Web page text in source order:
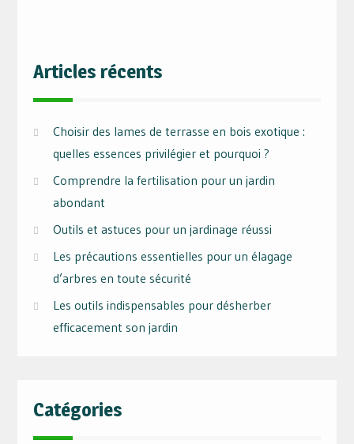
Articles récents
Choisir des lames de terrasse en bois exotique :
quelles essences privilégier et pourquoi ?
Comprendre la fertilisation pour un jardin
abondant
Outils et astuces pour un jardinage réussi
Les précautions essentielles pour un élagage
d’arbres en toute sécurité
Les outils indispensables pour désherber
efficacement son jardin
Catégories